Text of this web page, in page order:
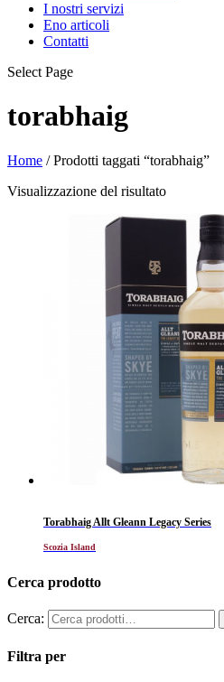
I nostri servizi
Eno articoli
Contatti
Select Page
torabhaig
Home / Prodotti taggati “torabhaig”
Visualizzazione del risultato
Torabhaig Allt Gleann Legacy Series
Scozia Island
Cerca prodotto
Cerca:
Filtra per